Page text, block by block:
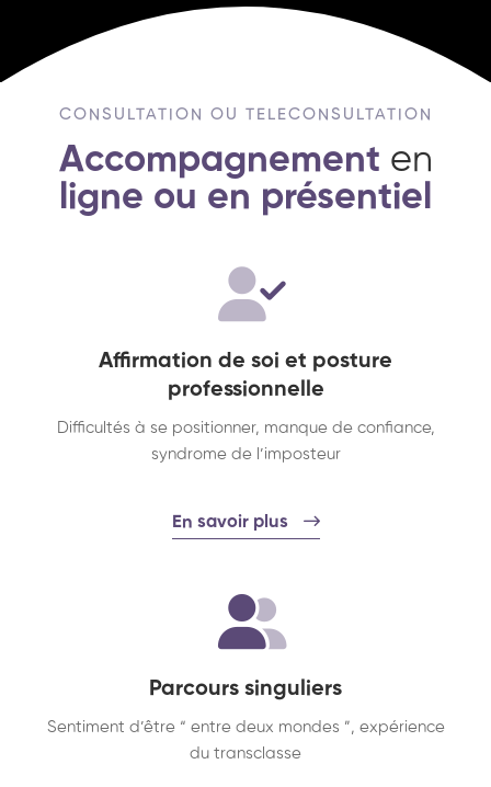
CONSULTATION OU TELECONSULTATION
Accompagnement en
ligne ou en présentiel
Affirmation de soi et posture
professionnelle
Difficultés à se positionner, manque de confiance,
syndrome de l’imposteur
En savoir plus
Parcours singuliers
Sentiment d’être “ entre deux mondes ”, expérience
du transclasse